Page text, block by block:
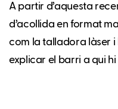
A partir d’aquesta
d’acollida en format
com la talladora làser i
explicar el barri a qui